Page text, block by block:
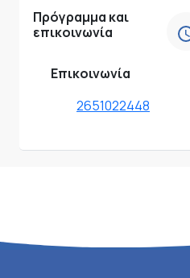
Πρόγραμμα και
επικοινωνία
Επικοινωνία
2651022448